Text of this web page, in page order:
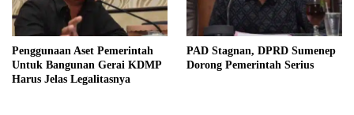
Penggunaan Aset Pemerintah
Untuk Bangunan Gerai KDMP
Harus Jelas Legalitasnya
PAD Stagnan, DPRD Sumenep
Dorong Pemerintah Serius